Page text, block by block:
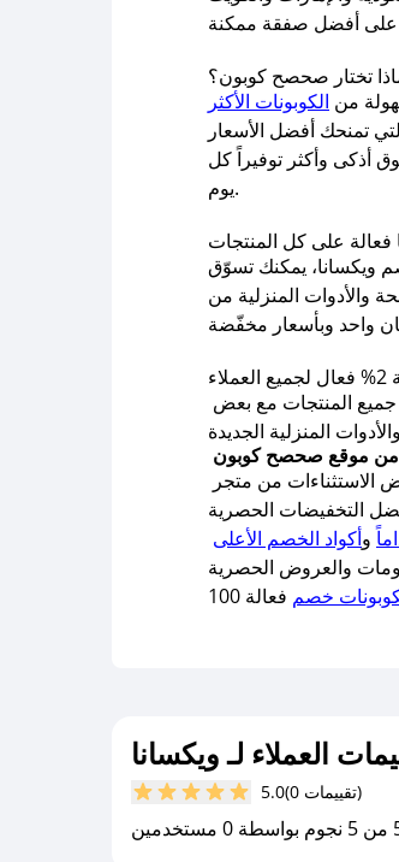
تختار صحصح كوبون؟
من الكوبونات الأكثر
أذكى وأكثر توفيراً كل
يوم.
فعالة على كل المنتجات
خصم ويكسانا، يمكنك تسوّق
من متجر
وأكواد الخصم الأعلى
خصم
العملاء لـ ويكسانا
5.0 (0 تقييمات)